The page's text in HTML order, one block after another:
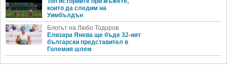
които да следим на
Уимбълдън
Блогът на Любо Тодоров
Елизара Янева ще бъде 32-ият
български представител в
Големия шлем